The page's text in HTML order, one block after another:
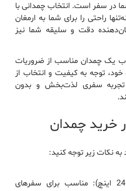
در سفر است. انتخاب چمدانی با
راحتی را برای شما به ارمغان
دقت و سلیقه شما نیز
یک چمدان مناسب از ضروریات
توجه به کیفیت و انتخاب از
تجربه سفری لذت‌بخش و بدون
خرید چمدان
به نکات زیر توجه کنید:
• چمدان کوچک (20 تا 24 اینچ): مناسب برای سفرهای